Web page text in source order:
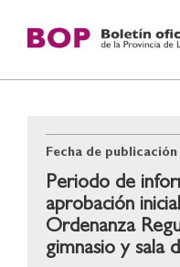
Periodo de
aprobación
Ordenanza
gimnasio y sala
Fecha de publicación